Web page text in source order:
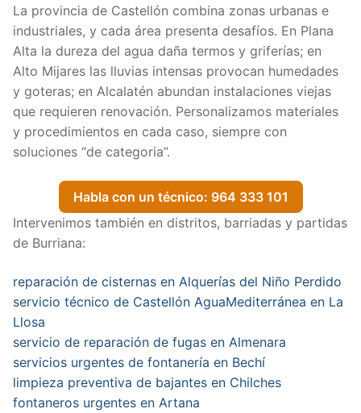
La provincia de Castellón combina zonas urbanas e
industriales, y cada área presenta desafíos. En Plana
Alta la dureza del agua daña termos y griferías; en
Alto Mijares las lluvias intensas provocan humedades
y goteras; en Alcalatén abundan instalaciones viejas
que requieren renovación. Personalizamos materiales
y procedimientos en cada caso, siempre con
soluciones “de categoria”.
Habla con un técnico: 964 333 101
Intervenimos también en distritos, barriadas y partidas
de Burriana:
reparación de cisternas en Alquerías del Niño Perdido
servicio técnico de Castellón AguaMediterránea en La
Llosa
servicio de reparación de fugas en Almenara
servicios urgentes de fontanería en Bechí
limpieza preventiva de bajantes en Chilches
fontaneros urgentes en Artana